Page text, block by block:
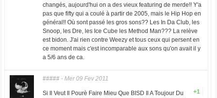
changés, aujourd'hui on a des vieux featuring de merde!! Y'a
pas que fifty qui a coulé à partir de 2005, mais le Hip Hop en
général!! Où sont passé les gros sons?? Les In Da Club, les
Snoop, les Dre, les Ice Cube les Method Man??? La relève
est bidon. J'ai rien contre Weezy et tous ceux qui persent en
ce moment mais c'est incomparable aux sons qu'on avait il y
a 5/6 ans de ca.
#####- Mer 09 Fev 2011
+1
Si Il Veut Il Pourè Faire Mieu Que BISD Il A Toujour Du